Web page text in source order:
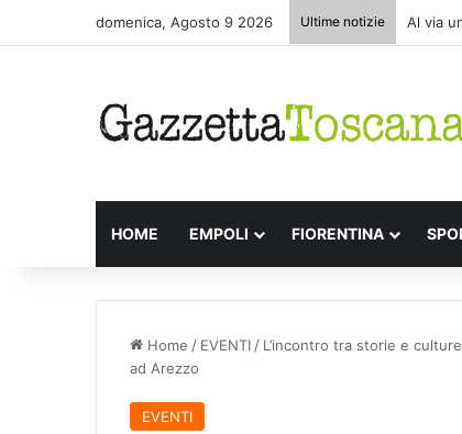
domenica, Agosto 9 2026 Ultime notizie Al via
HOME EMPOLI FIORENTINA
Home / EVENTI / L’incontro tra storie e
ad Arezzo
EVENTI